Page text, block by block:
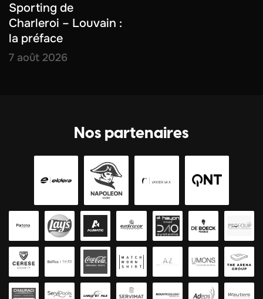
Sporting de
Charleroi – Louvain :
la préface
7 août 2026
Nos partenaires